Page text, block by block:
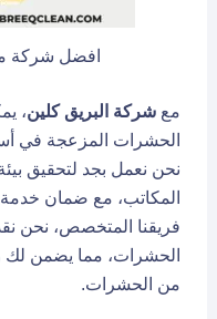
افضل شركة
مع شركة البريق كلين،
الحشرات المزعجة في
نحن نعمل بجد لتحقيق
المكاتب، مع ضمان
فريقنا المتخصص، نحن
الحشرات، مما يضمن لك
من الحشرات.